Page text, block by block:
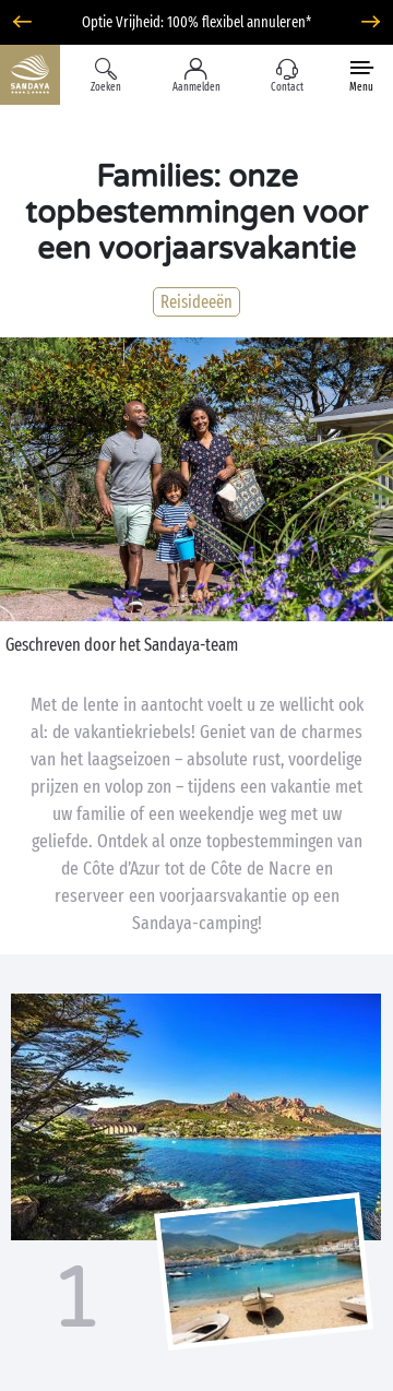
Optie Vrijheid: 100% flexibel annuleren*
Zoeken Aanmelden Contact Menu
Families: onze
topbestemmingen voor
een voorjaarsvakantie
Reisideeën
Geschreven door het Sandaya-team
Met de lente in aantocht voelt u ze wellicht ook
al: de vakantiekriebels! Geniet van de charmes
van het laagseizoen – absolute rust, voordelige
prijzen en volop zon – tijdens een vakantie met
uw familie of een weekendje weg met uw
geliefde. Ontdek al onze topbestemmingen van
de Côte d’Azur tot de Côte de Nacre en
reserveer een voorjaarsvakantie op een
Sandaya-camping!
1